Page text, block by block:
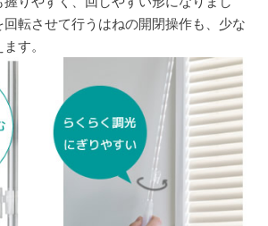
転させて行うはねの開閉操作も、少な
す。